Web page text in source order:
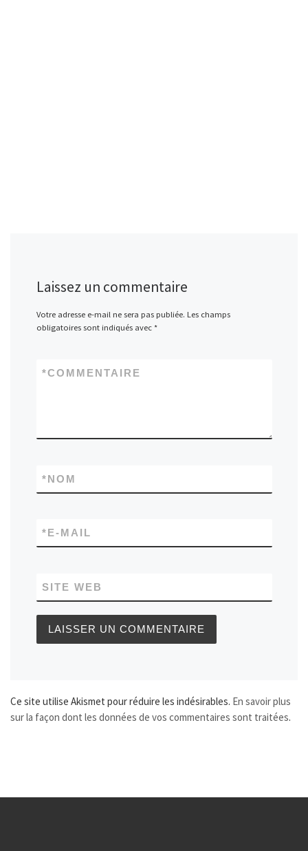
Laissez un commentaire
Votre adresse e-mail ne sera pas publiée. Les champs
obligatoires sont indiqués avec *
COMMENTAIRE
*
NOM
*
E-MAIL
*
SITE WEB
Ce site utilise Akismet pour réduire les indésirables. En savoir plus
sur la façon dont les données de vos commentaires sont traitées.